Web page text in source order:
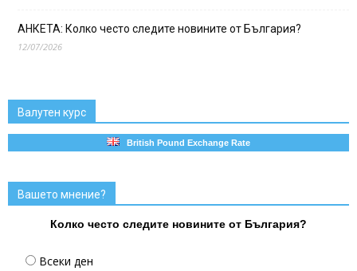
АНКЕТА: Колко често следите новините от България?
12/07/2026
Валутен курс
British Pound Exchange Rate
Вашето мнение?
Колко често следите новините от България?
Всеки ден